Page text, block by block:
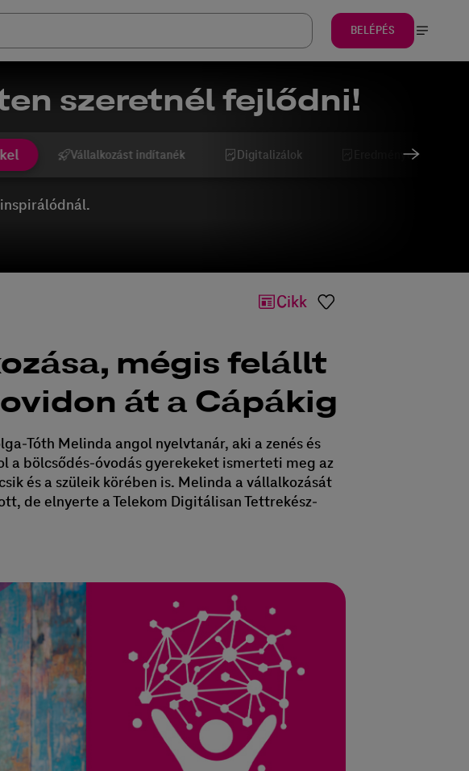
BELÉPÉS
szeretnél fejlődni!
Vállalkozást indítanék Digitalizálok Eredményesebb
Cikk
mégis felállt
át a Cápákig
Tóth Melinda angol nyelvtanár, aki a zenés és
a bölcsődés-óvodás gyerekeket ismerteti meg az
és a szüleik körében is. Melinda a vállalkozását
de elnyerte a Telekom Digitálisan Tettrekész-